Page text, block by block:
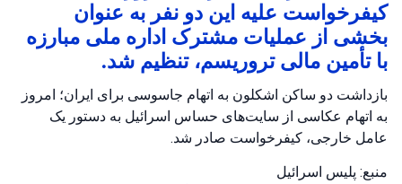
کیفرخواست علیه این دو نفر به عنوان
بخشی از عملیات مشترک اداره ملی مبارزه
با تأمین مالی تروریسم، تنظیم شد.
بازداشت دو ساکن اشکلون به اتهام جاسوسی برای ایران؛ امروز
به اتهام عکاسی از سایت‌های حساس اسرائیل به دستور یک
عامل خارجی، کیفرخواست صادر شد.
منبع: پلیس اسرائیل